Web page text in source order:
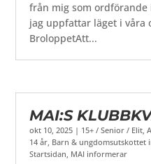
från mig som
jag uppfattar läget i våra
BroloppetAtt...
MAI:S
okt 10, 2025 | 15+ / Senior / Elit,
14 år, Barn & ungdomsutskottet
Startsidan, MAI informerar